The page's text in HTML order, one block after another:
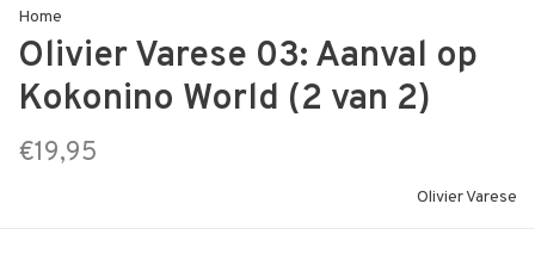
Home
Olivier Varese 03: Aanval op
Kokonino World (2 van 2)
€19,95
Olivier Varese